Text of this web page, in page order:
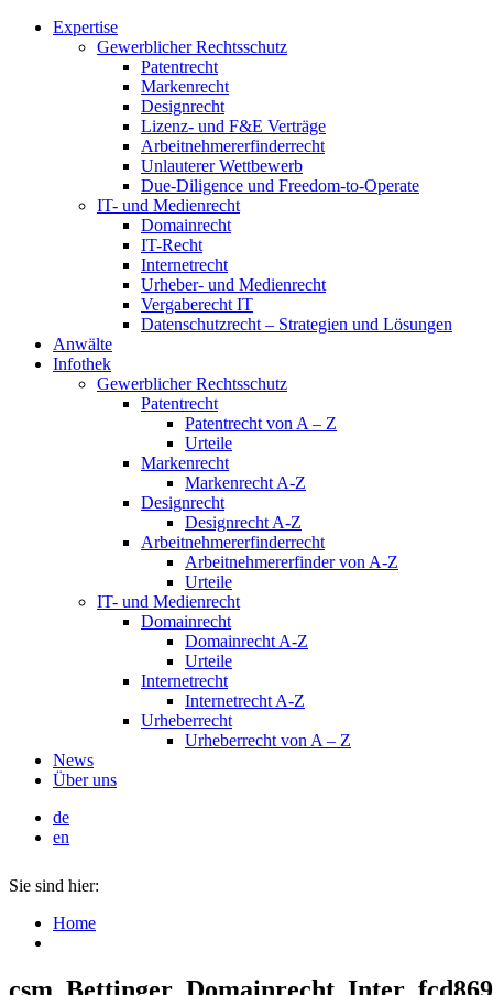
Expertise
Gewerblicher Rechtsschutz
Patentrecht
Markenrecht
Designrecht
Lizenz- und F&E Verträge
Arbeitnehmererfinderrecht
Unlauterer Wettbewerb
Due-Diligence und Freedom-to-Operate
IT- und Medienrecht
Domainrecht
IT-Recht
Internetrecht
Urheber- und Medienrecht
Vergaberecht IT
Datenschutzrecht – Strategien und Lösungen
Anwälte
Infothek
Gewerblicher Rechtsschutz
Patentrecht
Patentrecht von A – Z
Urteile
Markenrecht
Markenrecht A-Z
Designrecht
Designrecht A-Z
Arbeitnehmererfinderrecht
Arbeitnehmererfinder von A-Z
Urteile
IT- und Medienrecht
Domainrecht
Domainrecht A-Z
Urteile
Internetrecht
Internetrecht A-Z
Urheberrecht
Urheberrecht von A – Z
News
Über uns
de
en
Sie sind hier:
Home